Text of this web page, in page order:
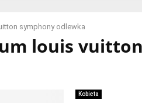
symphony odlewka
louis
Kobieta